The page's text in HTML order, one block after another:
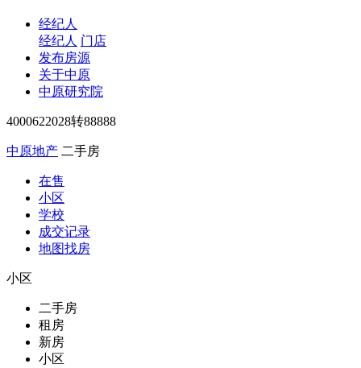
经纪人
经纪人 门店
发布房源
关于中原
中原研究院
4000622028转88888
中原地产 二手房
在售
小区
学校
成交记录
地图找房
小区
二手房
租房
新房
小区